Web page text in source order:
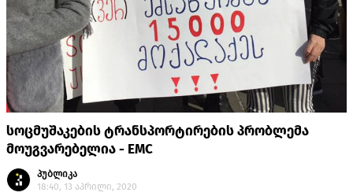
სოცმუშაკების ტრანსპორტირების პრობლემა
მოუგვარებელია - EMC
პუბლიკა
18:40, 13 აპრილი, 2020